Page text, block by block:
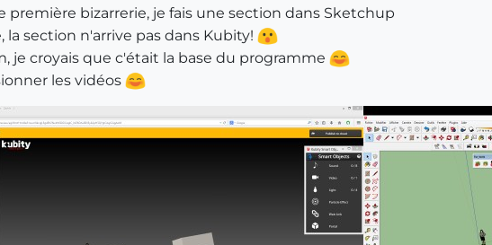
première bizarrerie, je fais une section dans Sketchup
la section n'arrive pas dans Kubity!
je croyais que c'était la base du programme
les vidéos